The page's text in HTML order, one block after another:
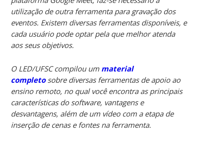
utilização de outra ferramenta para gravação dos
eventos. Existem diversas ferramentas disponíveis, e
cada usuário pode optar pela que melhor atenda
aos seus objetivos.
O LED/UFSC compilou um material
completosobre diversas ferramentas de apoio ao
ensino remoto, no qual você encontra as principais
características do software, vantagens e
desvantagens, além de um vídeo com a etapa de
inserção de cenas e fontes na ferramenta.